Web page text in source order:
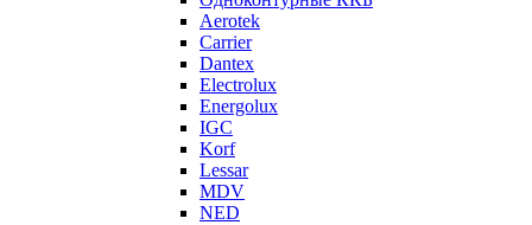
Aerotek
Carrier
Dantex
Electrolux
Energolux
IGC
Korf
Lessar
MDV
NED